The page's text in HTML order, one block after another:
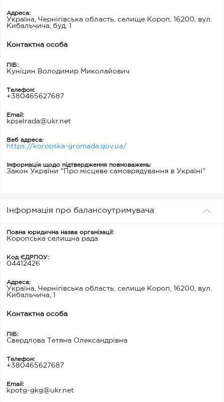
Адреса:
Україна, Чернігівська область, селище Короп, 16200, вул.
Кибальчича, буд. 1
Контактна особа
ПІБ:
Куніцин Володимир Миколайович
Телефон:
+380465627687
Email:
kpselrada@ukr.net
Веб адреса:
https://koropska-gromada.gov.ua/
Інформація щодо підтвердження повноважень:
Закон України "Про місцеве самоврядування в Україні"
Інформація про балансоутримувача
Повна юридична назва організації:
Коропська селищна рада
Код ЄДРПОУ:
04412426
Адреса:
Україна, Чернігівська область, селище Короп, 16200, вул.
Кибальчича, 1
Контактна особа
ПІБ:
Свердлова Тетяна Олександрівна
Телефон:
+380465627687
Email:
kpotg-gkg@ukr.net